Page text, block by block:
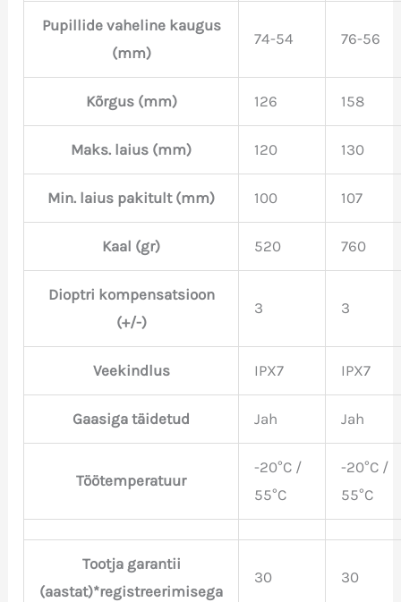
Pupillide vaheline kaugus
(mm)
74-54 76-56
Kõrgus (mm) 126 158
Maks. laius (mm) 120 130
Min. laius pakitult (mm) 100 107
Kaal (gr) 520 760
Dioptri kompensatsioon
(+/-)
3 3
Veekindlus IPX7 IPX7
Gaasiga täidetud Jah Jah
Töötemperatuur
-20°C /
55°C
-20°C /
55°C
Tootja garantii
(aastat)*registreerimisega
30 30